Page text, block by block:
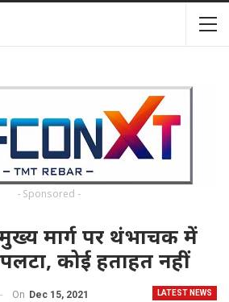
- Sponsored -
मार्ग पर थंभाचक में
कोई हताहत नहीं
LATEST NEWS
On Dec 15, 2021